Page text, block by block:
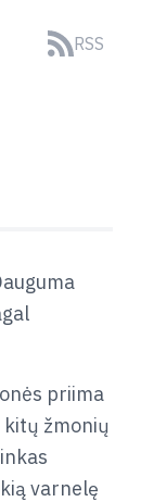
RSS
priima
žmonių
varnelę